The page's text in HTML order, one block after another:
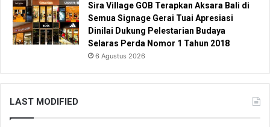
Sira Village GOB Terapkan Aksara Bali di
Semua Signage Gerai Tuai Apresiasi
Dinilai Dukung Pelestarian Budaya
Selaras Perda Nomor 1 Tahun 2018
6 Agustus 2026
LAST MODIFIED